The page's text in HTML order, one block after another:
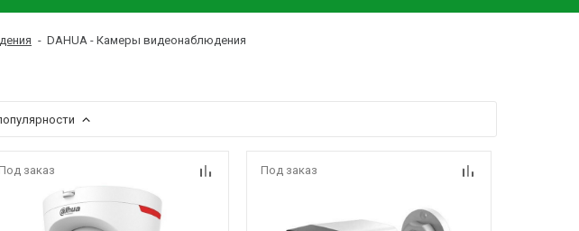
- DAHUA - Камеры видеонаблюдения
Под заказ Под заказ